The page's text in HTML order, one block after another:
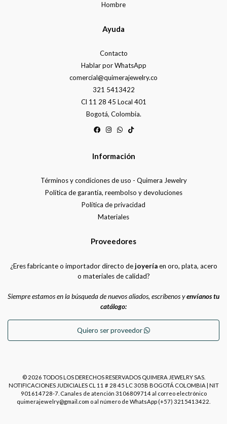
Hombre
Ayuda
Contacto
Hablar por WhatsApp
comercial@quimerajewelry.co
321 5413422
Cl 11 28 45 Local 401
Bogotá, Colombia.
Información
Términos y condiciones de uso - Quimera Jewelry
Política de garantía, reembolso y devoluciones
Política de privacidad
Materiales
Proveedores
¿Eres fabricante o importador directo dejoyeríaen oro, plata, acero
o materiales de calidad?
Siempre estamos en la búsqueda de nuevos aliados, escríbenos yenvíanos tu
catálogo:
Quiero ser proveedor
© 2026 TODOS LOS DERECHOS RESERVADOS QUIMERA JEWELRY SAS.
NOTIFICACIONES JUDICIALES CL 11 # 28 45 LC 305B BOGOTÁ COLOMBIA | NIT
901614728-7. Canales de atención 3106809714 al correo electrónico
quimerajewelry@gmail.com o al número de WhatsApp (+57) 3215413422.